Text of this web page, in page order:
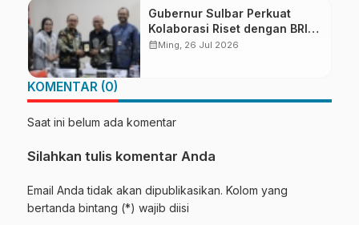
Gubernur Sulbar Perkuat
Kolaborasi Riset dengan BRIN
untuk Mendukung
calendar_monthMing, 26 Jul 2026
KOMENTAR (0)
Saat ini belum ada komentar
Silahkan tulis komentar Anda
Email Anda tidak akan dipublikasikan. Kolom yang
bertanda bintang (*) wajib diisi